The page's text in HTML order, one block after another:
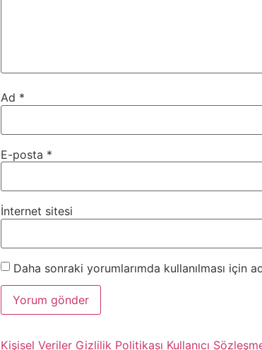
Ad *
E-posta *
İnternet sitesi
Daha sonraki yorumlarımda kullanılması için
Kişisel Veriler Gizlilik Politikası Kullanıcı